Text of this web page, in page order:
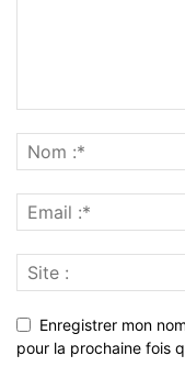
Enregistrer mon
pour la prochaine fois